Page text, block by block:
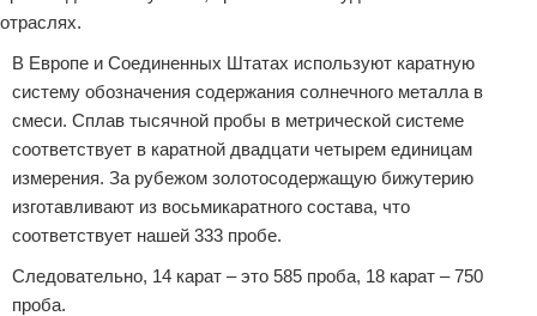
отраслях.
В Европе и Соединенных Штатах используют каратную
систему обозначения содержания солнечного металла в
смеси. Сплав тысячной пробы в метрической системе
соответствует в каратной двадцати четырем единицам
измерения. За рубежом золотосодержащую бижутерию
изготавливают из восьмикаратного состава, что
соответствует нашей 333 пробе.
Следовательно, 14 карат – это 585 проба, 18 карат – 750
проба.